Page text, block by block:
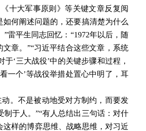
十大军事原则》等关键文章反复阅
何阐述问题的，还要搞清楚为什么
雷平生同志回忆：“1972年以后，随
章。”“习近平结合这些文章，系统
‘三大战役’中的关键步骤和过程，
一个’等战役举措处置心中明了，耳
。不是被动地受对方制约，而要发
于人。”“有人总结出三句话：对什
样的博弈思维、战略思维，对习近